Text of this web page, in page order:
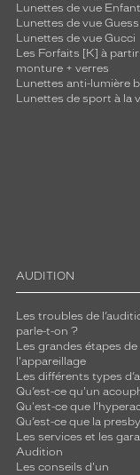
Lunettes de vue Enfant
Lunettes de vue Guess
Lunettes de vue Gucci
Les Forfaits [K] à
monture + verres
Lunettes anti-lumière
Lunettes de sport à la
AUDITION
Les troubles de
parle-t-on ?
Les grandes étapes de
l'appareillage
Les différents types
Qu’est-ce qu'un
Qu'est-ce que
Qu’est-ce que la
Les services et les
Audition
Les conseils d'un